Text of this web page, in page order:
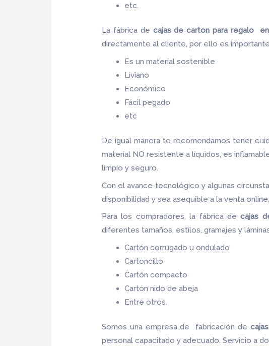
etc.
La fábrica de cajas de carton para regalo
directamente al cliente, por ello es
Es un material sostenible
Liviano
Económico
Fácil pegado
etc
De igual manera te recomendamos tener
material NO resistente a líquidos, es
limpio y seguro.
Con el avance tecnológico y algunas
disponibilidad y sea asequible a la venta
Para los compradores, la fábrica decajas
diferentes tamaños, estilos, gramajes y
Cartón corrugado u ondulado
Cartoncillo
Cartón compacto
Cartón nido de abeja
Entre otros.
Somos una empresa de fabricación de
personal capacitado y adecuado. Servicio a